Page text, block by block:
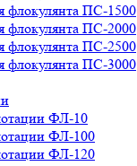
флокулянта ПС-1500
флокулянта ПС-2000
флокулянта ПС-2500
флокулянта ПС-3000
ФЛ-10
ФЛ-100
ФЛ-120